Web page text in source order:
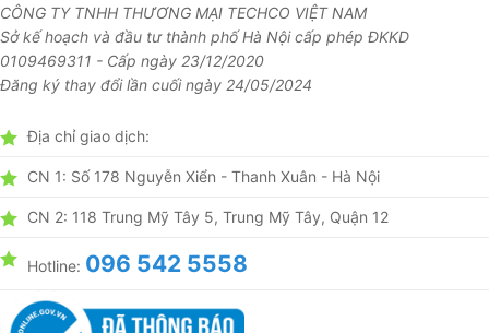
CÔNG TY TNHH THƯƠNG MẠI TECHCO VIỆT NAM
Sở kế hoạch và đầu tư thành phố Hà Nội cấp phép ĐKKD
0109469311 - Cấp ngày 23/12/2020
Đăng ký thay đổi lần cuối ngày 24/05/2024
Địa chỉ giao dịch:
CN 1: Số 178 Nguyễn Xiển - Thanh Xuân - Hà Nội
CN 2: 118 Trung Mỹ Tây 5, Trung Mỹ Tây, Quận 12
Hotline: 096 542 5558